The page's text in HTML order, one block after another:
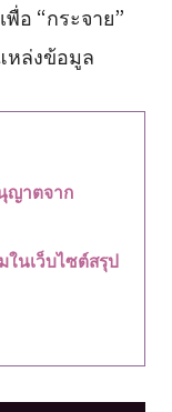
อ “กระจาย”
หล่งข้อมูล
ญาตจาก
ในเว็บไซต์สรุป